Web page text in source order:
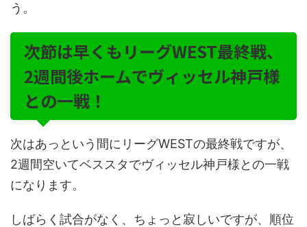
う。
次節は早くもリーグWEST最終戦、
2週間後ホームでヴィッセル神戸様
との一戦！
次はあっという間にリーグWESTの最終戦ですが、
2週間空いてベススタでヴィッセル神戸様との一戦
になります。
しばらく試合がなく、ちょっと寂しいですが、順位